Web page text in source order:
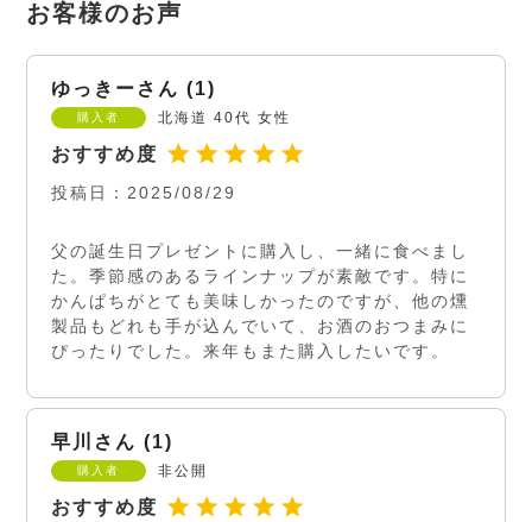
ゆっきー 1
購入者 北海道 40代 女性
投稿日 2025/08/29
父の誕生日プレゼントに購入し、一緒に食べまし
た。季節感のあるラインナップが素敵です。特に
かんぱちがとても美味しかったのですが、他の燻
製品もどれも手が込んでいて、お酒のおつまみに
ぴったりでした。来年もまた購入したいです。
早川 1
購入者 非公開